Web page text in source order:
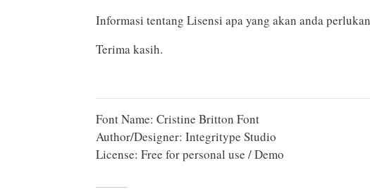
Informasi tentang Lisensi apa yang akan anda
Terima kasih.
Font Name: Cristine Britton Font
Author/Designer: Integritype Studio
License: Free for personal use / Demo